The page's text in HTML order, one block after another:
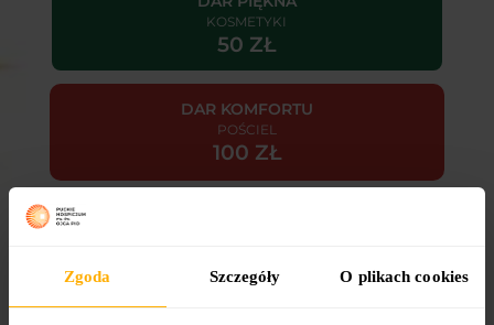
Zgoda Szczegóły O plikach cookies
KOSMETYKI
50 ZŁ
DAR KOMFORTU
POŚCIEL
100 ZŁ